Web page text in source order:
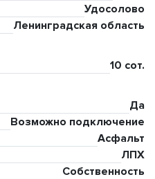
Удосолово
Ленинградская область
10 сот.
Да
Возможно подключение
Асфальт
ЛПХ
Собственность